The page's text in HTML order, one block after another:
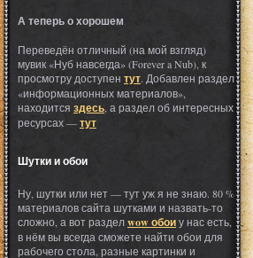
А теперь о хорошем
Переведён отличный (на мой взгляд)
мувик «Нуб навсегда» (Forever a Nub), к
просмотру доступен тут. Добавлен раздел
«информационных материалов»,
находится здесь , а раздел об интересных
ресурсах —тут
Шутки и обои
Ну, шутки или нет — тут уж я не знаю. 80 %
материалов сайта шутками и назвать-то
сложно, а вот разделwow обоиу нас есть,
в нём вы всегда сможете найти обои для
рабочего стола, разные картинки и